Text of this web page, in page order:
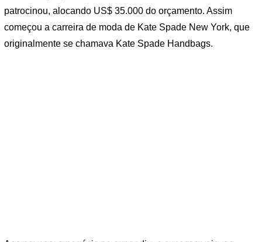
patrocinou, alocando US$ 35.000 do orçamento. Assim
começou a carreira de moda de Kate Spade New York, que
originalmente se chamava Kate Spade Handbags.